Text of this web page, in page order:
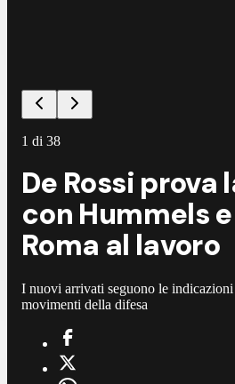
1 di 38
De Rossi prova
con Hummels
Roma al lavoro
I nuovi arrivati seguono le
movimenti della difesa